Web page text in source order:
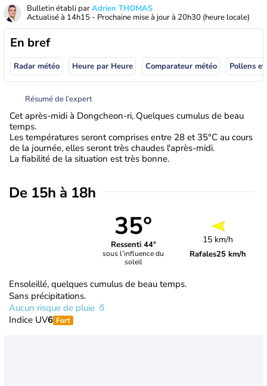
Bulletin établi parAdrien THOMAS
Actualisé à 14h15 - Prochaine mise à jour à 20h30 (heure locale)
En bref
Radar météo Heure par Heure Comparateur météo Pollens
Résumé de l’expert
Cet après-midi à Dongcheon-ri, Quelques cumulus de beau
temps.
Les températures seront comprises entre 28 et 35°C au cours
de la journée, elles seront très chaudes l'après-midi.
La fiabilité de la situation est très bonne.
De 15h à 18h
35°
Ressenti 44°
sous l’influence du
soleil
15 km/h
Rafales25 km/h
Ensoleillé, quelques cumulus de beau temps.
Sans précipitations.
Aucun risque de pluie
Indice UV6 Fort